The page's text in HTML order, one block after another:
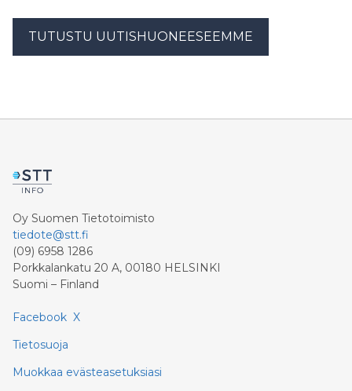
TUTUSTU UUTISHUONEESEEMME
Oy Suomen Tietotoimisto
tiedote@stt.fi
(09) 6958 1286
Porkkalankatu 20 A, 00180 HELSINKI
Suomi – Finland
Facebook X
Tietosuoja
Muokkaa evästeasetuksiasi